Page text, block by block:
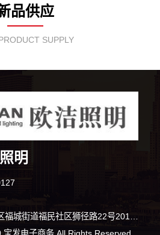
品供应
SUPPLY
明
发电子商务 All Rights Reserved